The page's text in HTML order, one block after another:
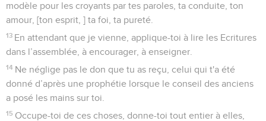
modèle pour les croyants par tes paroles, ta conduite, ton
amour, [ton esprit, ] ta foi, ta pureté.
13 En attendant que je vienne, applique-toi à lire les Ecritures
dans l’assemblée, à encourager, à enseigner.
14 Ne néglige pas le don que tu as reçu, celui qui t'a été
donné d’après une prophétie lorsque le conseil des anciens
a posé les mains sur toi.
15 Occupe-toi de ces choses, donne-toi tout entier à elles,